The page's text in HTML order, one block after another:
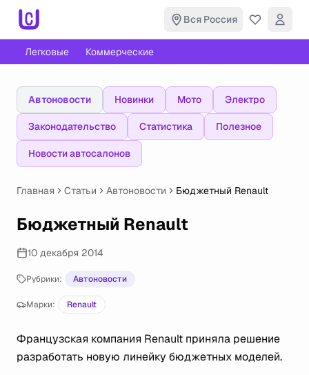
Вся Россия
Легковые Коммерческие
Автоновости Новинки Мото Электро
Законодательство Статистика Полезное
Новости автосалонов
Главная Статьи Автоновости Бюджетный Renault
Бюджетный Renault
10 декабря 2014
Рубрики: Автоновости
Марки: Renault
Французская компания Renault приняла решение
разработать новую линейку бюджетных моделей.